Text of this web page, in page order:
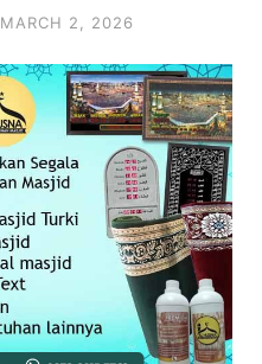
MARCH 2, 2026